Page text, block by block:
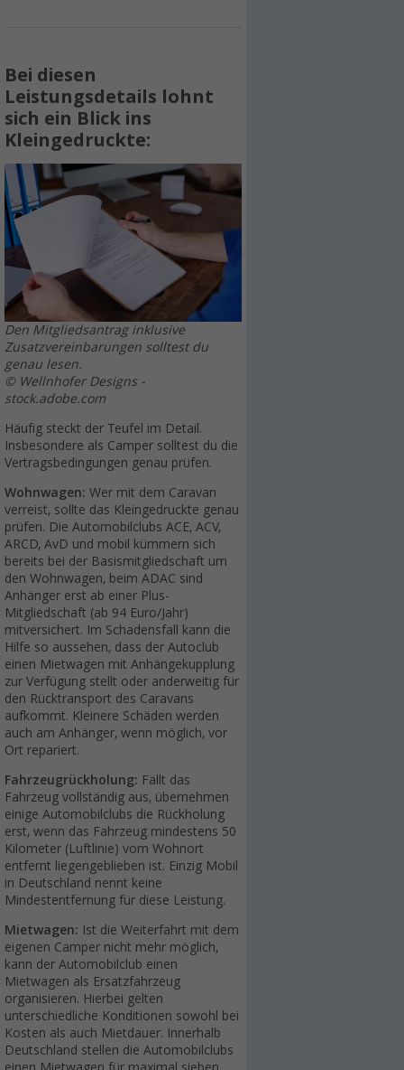
Bei diesen
Leistungsdetails lohnt
sich ein Blick ins
Kleingedruckte:
Den Mitgliedsantrag inklusive
Zusatzvereinbarungen solltest du
genau lesen.
© Wellnhofer Designs -
stock.adobe.com
Häufig steckt der Teufel im Detail.
Insbesondere als Camper solltest du die
Vertragsbedingungen genau prüfen.
Wohnwagen: Wer mit dem Caravan
verreist, sollte das Kleingedruckte genau
prüfen. Die Automobilclubs ACE, ACV,
ARCD, AvD und mobil kümmern sich
bereits bei der Basismitgliedschaft um
den Wohnwagen, beim ADAC sind
Anhänger erst ab einer Plus-
Mitgliedschaft (ab 94 Euro/Jahr)
mitversichert. Im Schadensfall kann die
Hilfe so aussehen, dass der Autoclub
einen Mietwagen mit Anhängekupplung
zur Verfügung stellt oder anderweitig für
den Rücktransport des Caravans
aufkommt. Kleinere Schäden werden
auch am Anhänger, wenn möglich, vor
Ort repariert.
Fahrzeugrückholung: Fällt das
Fahrzeug vollständig aus, übernehmen
einige Automobilclubs die Rückholung
erst, wenn das Fahrzeug mindestens 50
Kilometer (Luftlinie) vom Wohnort
entfernt liegengeblieben ist. Einzig Mobil
in Deutschland nennt keine
Mindestentfernung für diese Leistung.
Mietwagen: Ist die Weiterfahrt mit dem
eigenen Camper nicht mehr möglich,
kann der Automobilclub einen
Mietwagen als Ersatzfahrzeug
organisieren. Hierbei gelten
unterschiedliche Konditionen sowohl bei
Kosten als auch Mietdauer. Innerhalb
Deutschland stellen die Automobilclubs